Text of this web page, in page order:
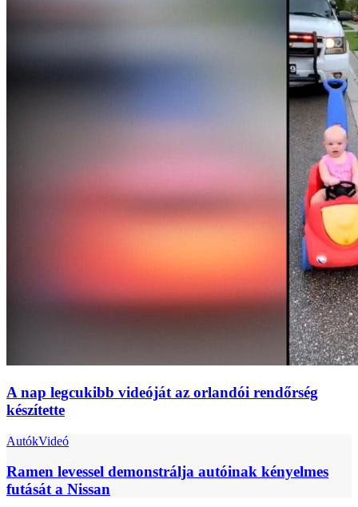
A nap legcukibb videóját az orlandói rendőrség
készítette
AutókVideó
Ramen levessel demonstrálja autóinak kényelmes
futását a Nissan